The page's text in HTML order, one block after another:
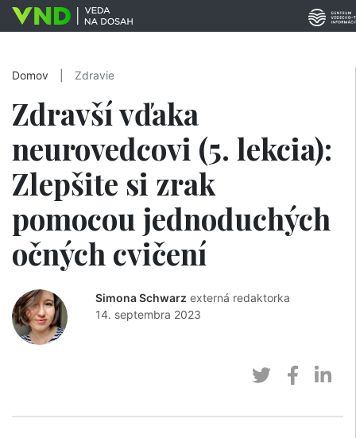
Domov Zdravie
Zdravší vďaka
neurovedcovi (5. lekcia):
Zlepšite si zrak
pomocou jednoduchých
očných cvičení
Simona Schwarz externá redaktorka
14. septembra 2023